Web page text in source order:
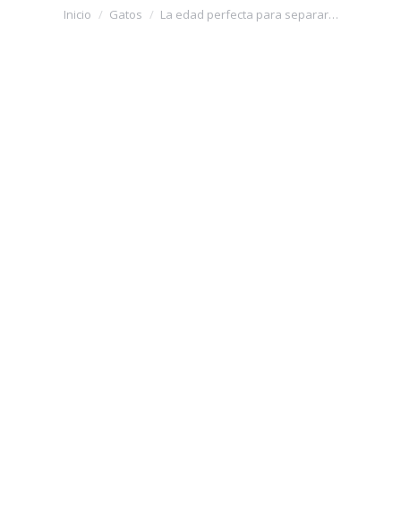
Estás aquí:
Inicio Gatos La edad perfecta para separar…